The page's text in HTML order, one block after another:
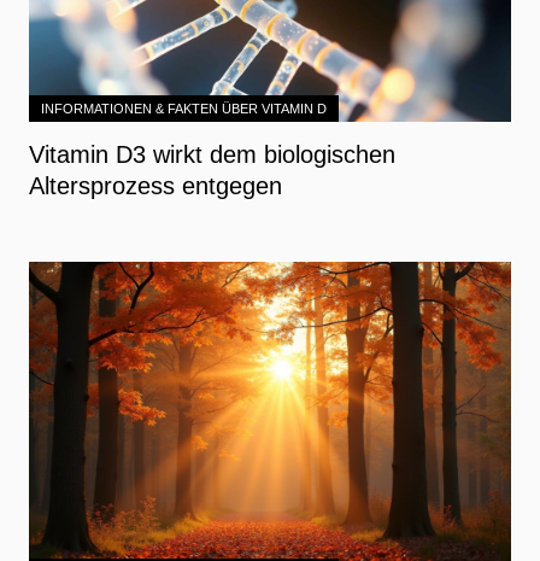
INFORMATIONEN & FAKTEN ÜBER VITAMIN D
Vitamin D3 wirkt dem biologischen
Altersprozess entgegen